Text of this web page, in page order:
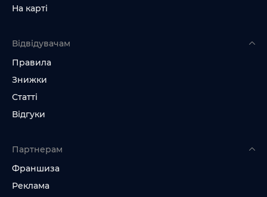
На карті
Відвідувачам
Правила
Знижки
Статті
Відгуки
Партнерам
Франшиза
Реклама